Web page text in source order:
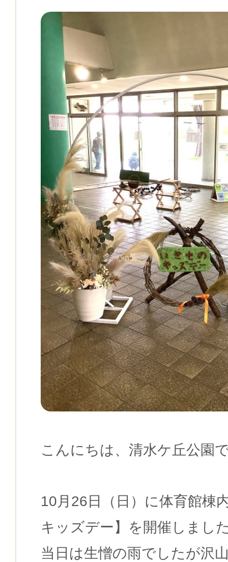
こんにちは、清水ケ丘公園
10月26日（日）に体育館棟
キッズデー】を開催しまし
当日は生憎の雨でしたが沢